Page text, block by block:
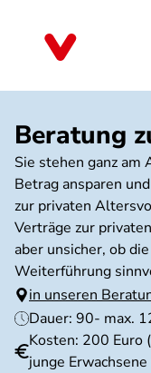
Beratung
Sie stehen ganz am
Betrag ansparen
zur privaten
Verträge zur
aber unsicher, ob
Weiterführung
in unseren
Dauer: 90- max.
Kosten: 200 Euro
junge